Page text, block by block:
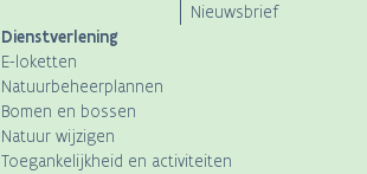
Nieuwsbrief
Dienstverlening
E-loketten
Natuurbeheerplannen
Bomen en bossen
Natuur wijzigen
Toegankelijkheid en activiteiten